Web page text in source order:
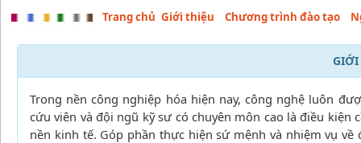
Trang chủ Giới thiệu Chương trình đào tạo
GIỚI
Trong nền công nghiệp hóa hiện nay, công nghệ luôn
cứu viên và đội ngũ kỹ sư có chuyên môn cao là điều
nền kinh tế. Góp phần thực hiện sứ mệnh và nhiệm vụ